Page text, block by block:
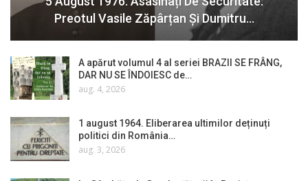
Preotul Vasile Zăpârțan Și Dumitru…
A apărut volumul 4 al seriei BRAZII SE FRÂNG,
DAR NU SE ÎNDOIESC de…
aug. 4, 2026
1 august 1964. Eliberarea ultimilor deținuți
politici din România…
aug. 3, 2026